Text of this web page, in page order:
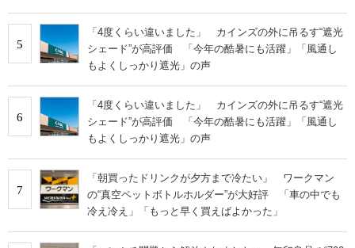
5
「4度くらい違いました」 カインズの外に吊るす“遮光
シェード”が高評価 「今年の酷暑にも活躍」「風通し
もよくしっかり遮光」の声
6
「4度くらい違いました」 カインズの外に吊るす“遮光
シェード”が高評価 「今年の酷暑にも活躍」「風通し
もよくしっかり遮光」の声
7
「朝買ったドリンクが夕方まで冷たい」 ワークマン
の“真空ペットボトルホルダー”が大好評 「車の中でも
冷え冷え」「もっと早く買えばよかった」